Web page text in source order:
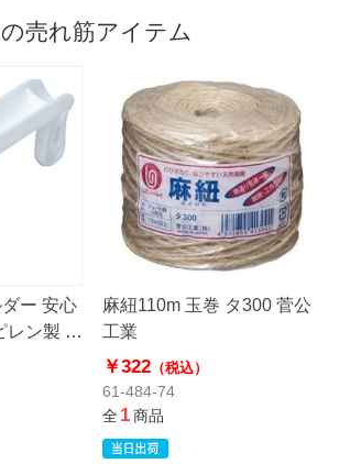
売れ筋アイテム
ー 安心
レン製 ホ
麻紐110m 玉巻 タ300 菅公
工業
￥322（税込）
61-484-74
全1商品